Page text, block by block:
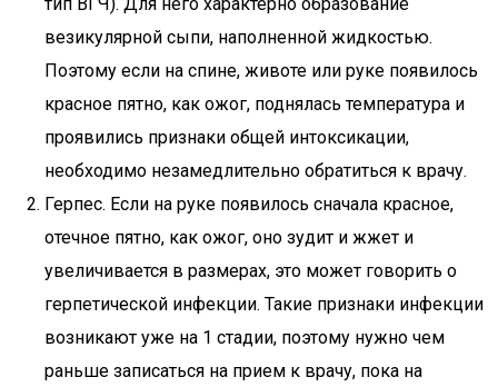
везикулярной сыпи, наполненной жидкостью.
Поэтому если на спине, животе или руке появилось
красное пятно, как ожог, поднялась температура и
проявились признаки общей интоксикации,
необходимо незамедлительно обратиться к врачу.
Герпес. Если на руке появилось сначала красное,
отечное пятно, как ожог, оно зудит и жжет и
увеличивается в размерах, это может говорить о
герпетической инфекции. Такие признаки инфекции
возникают уже на 1 стадии, поэтому нужно чем
раньше записаться на прием к врачу, пока на